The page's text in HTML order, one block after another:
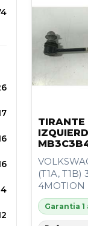
TIRANTE
(T1A, T1B)
4MOTION
Garantia 1